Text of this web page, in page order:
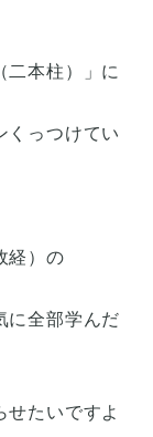
二本柱）」に
くっつけてい
経）の
に全部学んだ
せたいですよ